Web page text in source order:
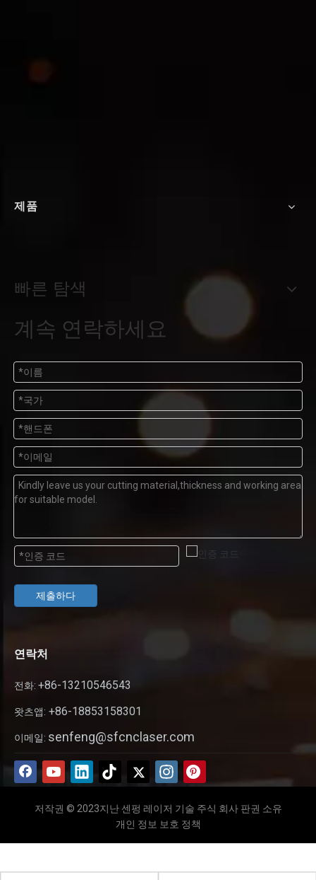
제품
빠른 탐색
계속 연락하세요
제출하다
연락처
전화: +86-13210546543
왓츠앱: +86-18853158301
이메일: senfeng@sfcnclaser.com
저작권 © 2023지난 센펑 레이저 기술 주식 회사 판권 소유
개인 정보 보호 정책